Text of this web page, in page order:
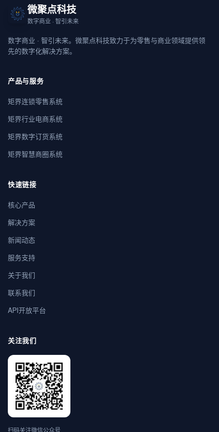
微聚点科技
数字商业 · 智引未来
数字商业 · 智引未来。微聚点科技致力于为零售与商业领域提供领
先的数字化解决方案。
产品与服务
矩界连锁零售系统
矩界行业电商系统
矩界数字订货系统
矩界智慧商圈系统
快速链接
核心产品
解决方案
新闻动态
服务支持
关于我们
联系我们
API开放平台
关注我们
扫码关注微信公众号